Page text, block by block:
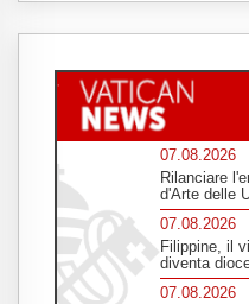
07.08.2026
Rilanciare
d'Arte delle
07.08.2026
Filippine, il
diventa
07.08.2026